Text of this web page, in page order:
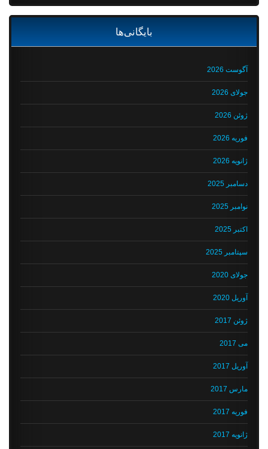
بایگانی‌ها
آگوست 2026
جولای 2026
ژوئن 2026
فوریه 2026
ژانویه 2026
دسامبر 2025
نوامبر 2025
اکتبر 2025
سپتامبر 2025
جولای 2020
آوریل 2020
ژوئن 2017
می 2017
آوریل 2017
مارس 2017
فوریه 2017
ژانویه 2017